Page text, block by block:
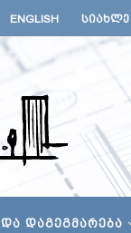
ENGLISH ᲡᲘᲐᲮᲚᲔ
ᲓᲐᲒᲔᲒᲛᲐᲠᲔᲑᲐ